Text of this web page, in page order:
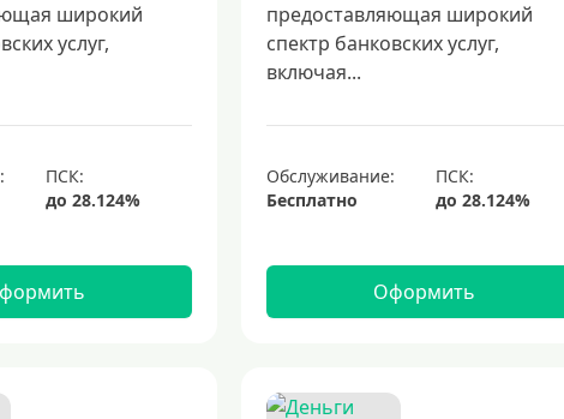
широкий
услуг,
предоставляющая широкий
спектр банковских услуг,
включая...
Обслуживание:
Бесплатно
Оформить